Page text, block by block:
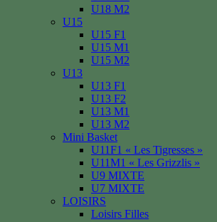
U18 M2
U15
U15 F1
U15 M1
U15 M2
U13
U13 F1
U13 F2
U13 M1
U13 M2
Mini Basket
U11F1 « Les Tigresses »
U11M1 « Les Grizzlis »
U9 MIXTE
U7 MIXTE
LOISIRS
Loisirs Filles